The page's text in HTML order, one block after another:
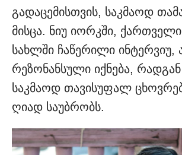
გადაცემისთვის, საკმაოდ
მისცა. ნიუ იორკში,
სახლში ჩაწერილი ინტერვიუ,
რეზონანსული იქნება,
საკმაოდ თავისუფალ
ღიად საუბრობს.